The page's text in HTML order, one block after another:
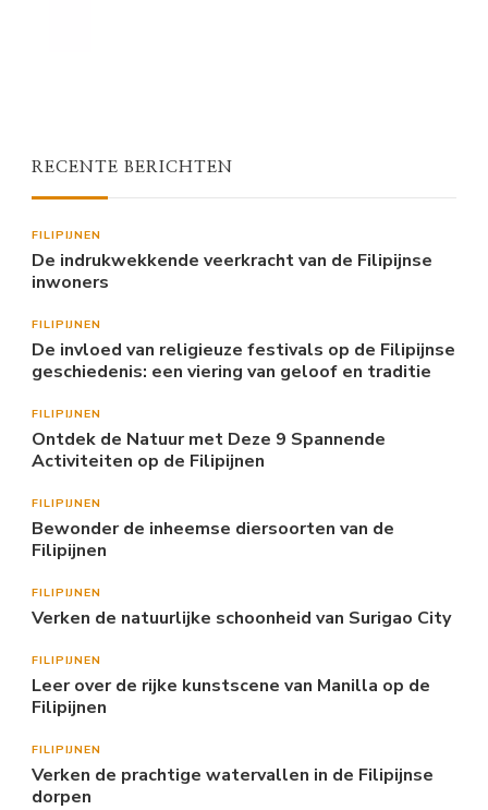
RECENTE BERICHTEN
FILIPIJNEN
De indrukwekkende veerkracht van de Filipijnse
inwoners
FILIPIJNEN
De invloed van religieuze festivals op de Filipijnse
geschiedenis: een viering van geloof en traditie
FILIPIJNEN
Ontdek de Natuur met Deze 9 Spannende
Activiteiten op de Filipijnen
FILIPIJNEN
Bewonder de inheemse diersoorten van de
Filipijnen
FILIPIJNEN
Verken de natuurlijke schoonheid van Surigao City
FILIPIJNEN
Leer over de rijke kunstscene van Manilla op de
Filipijnen
FILIPIJNEN
Verken de prachtige watervallen in de Filipijnse
dorpen